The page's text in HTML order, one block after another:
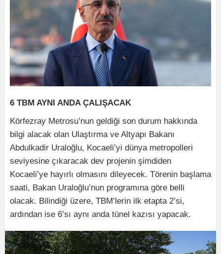
6 TBM AYNI ANDA ÇALIŞACAK
Körfezray Metrosu’nun geldiği son durum hakkında
bilgi alacak olan Ulaştırma ve Altyapı Bakanı
Abdulkadir Uraloğlu, Kocaeli’yi dünya metropolleri
seviyesine çıkaracak dev projenin şimdiden
Kocaeli’ye hayırlı olmasını dileyecek. Törenin başlama
saati, Bakan Uraloğlu’nun programına göre belli
olacak. Bilindiği üzere, TBM’lerin ilk etapta 2’si,
ardından ise 6’sı aynı anda tünel kazısı yapacak.